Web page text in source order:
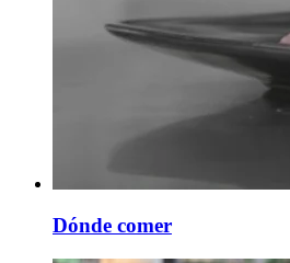
Dónde comer